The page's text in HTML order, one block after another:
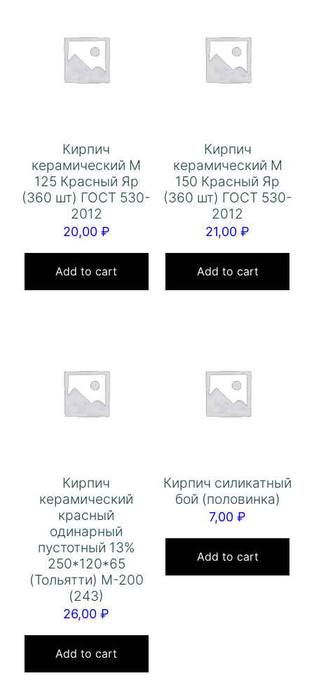
Кирпич
керамический М
125 Красный Яр
(360 шт) ГОСТ 530-
2012
20,00 ₽
Add to cart
Кирпич
керамический М
150 Красный Яр
(360 шт) ГОСТ 530-
2012
21,00₽
Add to cart
Кирпич
керамический
красный
одинарный
пустотный 13%
250*120*65
(Тольятти) М-200
(243)
26,00₽
Add to cart
Кирпич силикатный
бой (половинка)
7,00₽
Add to cart